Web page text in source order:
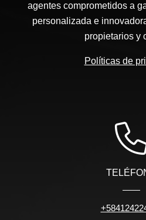
agentes comprometidos a
personalizada e
propietarios y
Políticas de